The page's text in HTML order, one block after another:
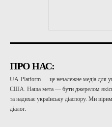
ПРО НАС:
UA-Platform — це незалежне медіа для
США. Наша мета — бути джерелом
та надихає українську діаспору. Ми
діалог.